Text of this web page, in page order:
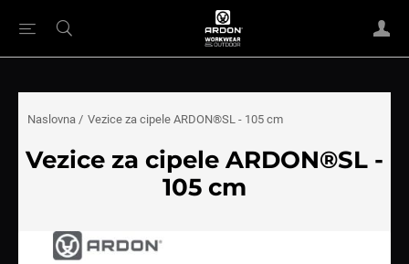
Naslovna / Vezice za cipele ARDON®SL - 105 cm
Vezice za cipele ARDON®SL -
105 cm